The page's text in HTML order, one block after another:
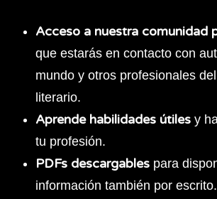
Acceso a nuestra comunidad
que estarás en contacto con
mundo y otros profesionales
literario.
Aprende habilidades útiles y
tu profesión.
PDFs descargables para
información también por escrito.